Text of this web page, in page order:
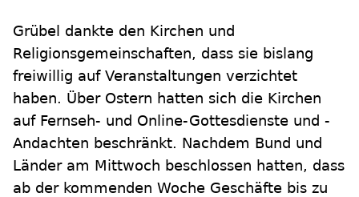
Grübel dankte den Kirchen und
Religionsgemeinschaften, dass sie bislang
freiwillig auf Veranstaltungen verzichtet
haben. Über Ostern hatten sich die Kirchen
auf Fernseh- und Online-Gottesdienste und -
Andachten beschränkt. Nachdem Bund und
Länder am Mittwoch beschlossen hatten, dass
ab der kommenden Woche Geschäfte bis zu